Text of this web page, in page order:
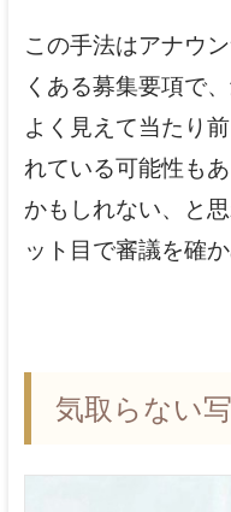
この手法はアナウ
くある募集要項で、
よく見えて当たり
れている可能性も
かもしれない、と
ット目で審議を確
気取らない